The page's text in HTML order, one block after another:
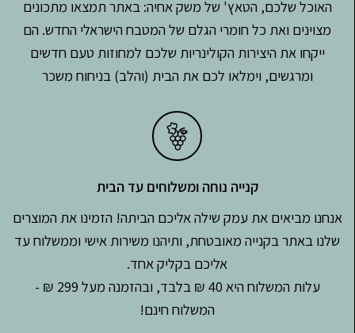
האוכל שלכם, הטאץ' של משק אחיה: באתר תמצאו מתכונים
מצוינים ואת כל חומרי הגלם של המטבח הישראלי החדש. הם
ייקחו את היצירות הקולינריות שלכם למחוזות טעם חדשים
ומרגשים, וימלאו לכם את הבית (והלב) בניחוח משכר
קנייה נוחה ומשלוחים עד הבית
אנחנו מביאים את עמק שילה אליכם הביתה! הזמינו את המוצרים
שלנו באתר בקנייה מאובטחת, ותיהנו משירות אישי וממשלוח עד
אליכם בקליק אחד.
עלות המשלוח היא 40 ₪ בלבד, ובהזמנה מעל 299 ₪ -
המשלוח חינם!